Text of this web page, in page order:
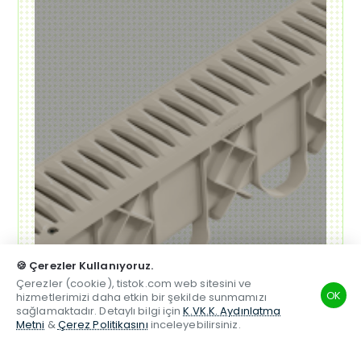
TSM Hesabım Whatsapp Telefon Beğenilen
🍪 Çerezler Kullanıyoruz.
Çerezler (cookie), tistok.com web sitesini ve
hizmetlerimizi daha etkin bir şekilde sunmamızı
sağlamaktadır. Detaylı bilgi içinK.VK.K. Aydınlatma
Metni &Çerez Politikasını inceleyebilirsiniz.
OK